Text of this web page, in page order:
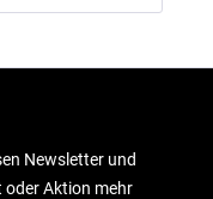
Newsletter und
oder Aktion mehr